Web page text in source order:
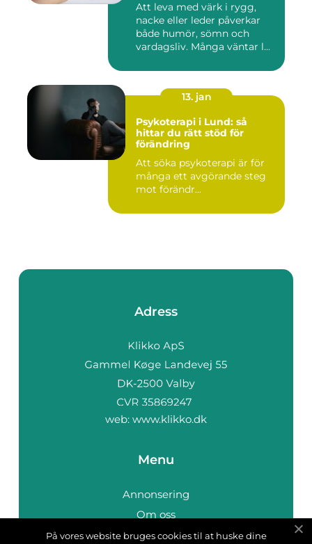
Att leva med värk i rygg,
nacke eller leder påverkar
både humör, sömn och
vardagsliv. Många väntar l...
13. jan
Psykoterapi i Lund: så
hittar du rätt stöd för
förändring
Att söka psykoterapi är för
många ett avgörande steg
mot förändr...
Adress
web: www.klikko.dk
Menu
Annonsering
Om oss
Cookies
På vores website bruges cookies til at huske dine